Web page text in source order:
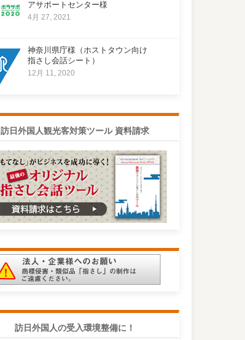
アサポートセンター様
4月 27, 2021
神奈川県庁様（ホストタウン向け
指さし会話シート）
12月 11, 2020
訪日外国人観光客対策ツール 資料請求
訪日外国人の受入環境整備に！